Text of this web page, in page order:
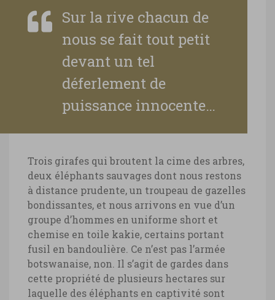
Sur la rive chacun de
nous se fait tout petit
devant un tel
déferlement de
puissance innocente…
Trois girafes qui broutent la cime des arbres,
deux éléphants sauvages dont nous restons
à distance prudente, un troupeau de gazelles
bondissantes, et nous arrivons en vue d’un
groupe d’hommes en uniforme short et
chemise en toile kakie, certains portant
fusil en bandoulière. Ce n’est pas l’armée
botswanaise, non. Il s’agit de gardes dans
cette propriété de plusieurs hectares sur
laquelle des éléphants en captivité sont